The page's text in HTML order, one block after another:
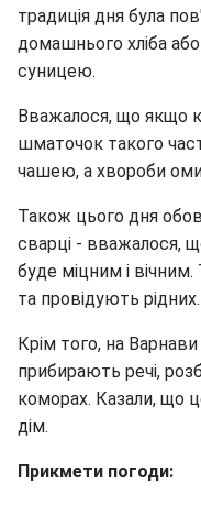
традиція дня була
домашнього хліба
суницею.
Вважалося, що якщо
шматочок такого
чашею, а хвороби
Також цього дня
сварці - вважалося,
буде міцним і
та провідують рідних.
Крім того, на
прибирають речі,
коморах. Казали, що
дім.
Прикмети погоди: